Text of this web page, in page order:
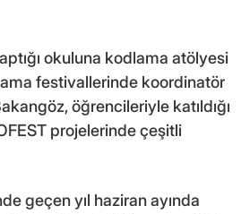
okuluna kodlama atölyesi
festivallerinde koordinatör
öğrencileriyle katıldığı
projelerinde çeşitli
geçen yıl haziran ayında